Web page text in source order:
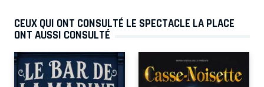
CEUX QUI ONT CONSULTÉ LE SPECTACLE LA PLACE
ONT AUSSI CONSULTÉ